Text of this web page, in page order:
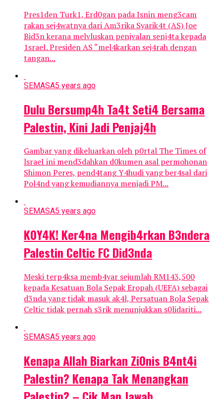
Pres1den Turk1, Erd0gan pada Isnin meng3cam
rakan sej4watnya dari Am3rika Syarik4t (AS) Joe
Bid3n kerana melvluskan penjvalan senj4ta kepada
1sraeI. Presiden AS “mel4karkan sej4rah dengan
tangan...
SEMASA5 years ago
DuIu Bersump4h Ta4t Seti4 Bersama
PaIestin, Kini Jadi Penjaj4h
Gambar yang dikeluarkan oleh p0rtal The Times of
lsraeI ini mend3dahkan d0kumen asal permohonan
Shimon Peres, pend4tang Y4hudi yang ber4sal dari
Pol4nd yang kemudiannya menjadi PM...
SEMASA5 years ago
K0Y4K! Ker4na Mengib4rkan B3ndera
PaIestin Celtic FC Did3nda
Meski terp4ksa memb4yar sejumlah RM143,500
kepada Kesatuan Bola Sepak Eropah (UEFA) sebagai
d3nda yang tidak masuk ak4l, Persatuan Bola Sepak
Celtic tidak pernah s3rik menunjukkan s0lidariti...
SEMASA5 years ago
Kenapa Allah Biarkan Zi0nis B4nt4i
PaIestin? Kenapa Tak Menangkan